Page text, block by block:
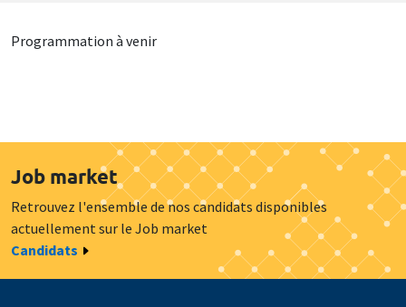
Programmation à venir
Job market
Retrouvez l'ensemble de nos candidats disponibles
actuellement sur le Job market
Candidats